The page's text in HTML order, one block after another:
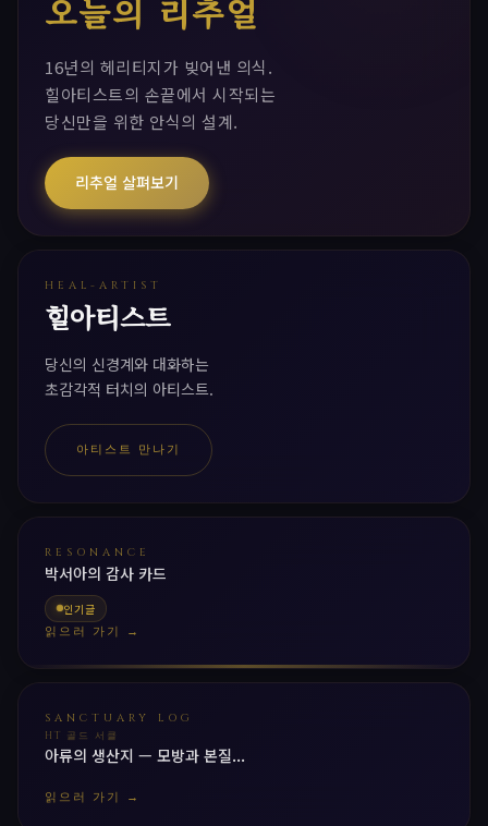
오늘의 리추얼
16년의 헤리티지가 빚어낸 의식.
힐아티스트의 손끝에서 시작되는
당신만을 위한 안식의 설계.
리추얼 살펴보기
HEAL-ARTIST
힐아티스트
당신의 신경계와 대화하는
초감각적 터치의 아티스트.
아티스트 만나기
RESONANCE
박서아의 감사 카드
인기글
읽으러 가기 →
SANCTUARY LOG
HT 골드 서클
아류의 생산지 — 모방과 본질...
읽으러 가기 →